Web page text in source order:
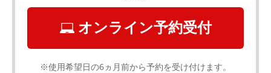
オンライン予約受付
※使用希望日の6ヵ月前から予約を受け付けます。